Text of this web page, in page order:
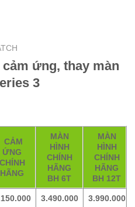
ứng, thay màn
3
CẢM
ỨNG
CHÍNH
HÃNG
MÀN
HÌNH
CHÍNH
HÃNG
BH 6T
MÀN
HÌNH
CHÍNH
HÃNG
BH 12T
3.490.000 3.990.000